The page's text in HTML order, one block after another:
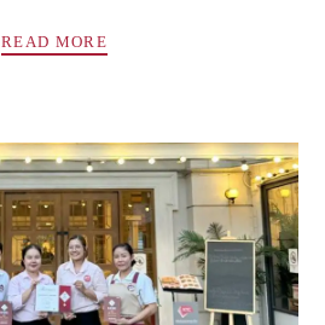
READ MORE